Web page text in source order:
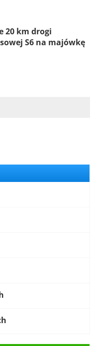
20 km drogi
S6 na majówkę